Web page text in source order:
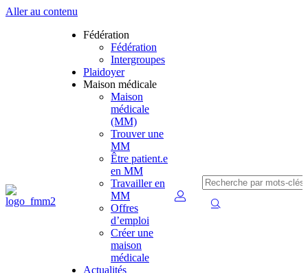
Aller au contenu
Fédération
Fédération
Intergroupes
Plaidoyer
Maison médicale
Maison
médicale
(MM)
Trouver une
MM
Être patient.e
en MM
Travailler en
MM
Offres
d’emploi
Créer une
maison
médicale
Actualités